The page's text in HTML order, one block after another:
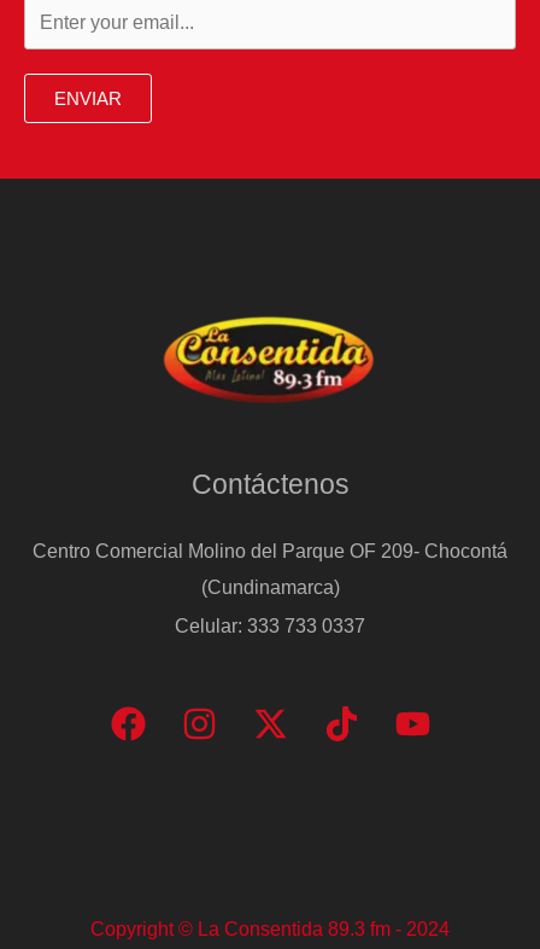
ENVIAR
Contáctenos
Centro Comercial Molino del Parque OF 209- Chocontá
(Cundinamarca)
Celular: 333 733 0337
Copyright © La Consentida 89.3 fm - 2024